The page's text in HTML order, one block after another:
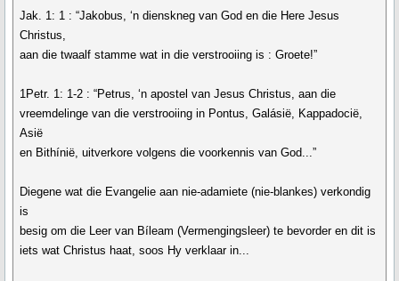
Jak. 1: 1 : “Jakobus, ‘n dienskneg van God en die Here Jesus
Christus,
aan die twaalf stamme wat in die verstrooiing is : Groete!”
1Petr. 1: 1-2 : “Petrus, ‘n apostel van Jesus Christus, aan die
vreemdelinge van die verstrooiing in Pontus, Galásië, Kappadocië,
Asië
en Bithínië, uitverkore volgens die voorkennis van God...”
Diegene wat die Evangelie aan nie-adamiete (nie-blankes) verkondig
is
besig om die Leer van Bíleam (Vermengingsleer) te bevorder en dit is
iets wat Christus haat, soos Hy verklaar in...